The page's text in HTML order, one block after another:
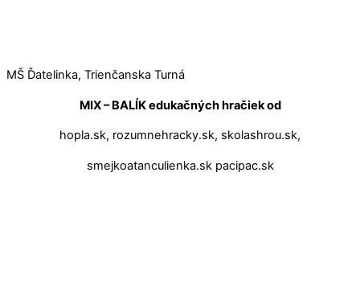
MŠ Ďatelinka, Trienčanska Turná
MIX – BALÍK edukačných hračiek od
hopla.sk, rozumnehracky.sk, skolashrou.sk,
smejkoatanculienka.sk pacipac.sk